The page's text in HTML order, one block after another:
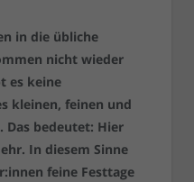
in die übliche
nicht wieder
es keine
kleinen, feinen und
Das bedeutet: Hier
In diesem Sinne
feine Festtage